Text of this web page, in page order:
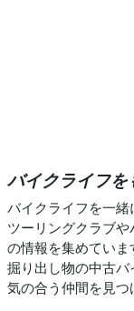
バイクライフを
バイクライフを一緒
ツーリングクラブ
の情報を集めていま
掘り出し物の中古バ
気の合う仲間を見つ